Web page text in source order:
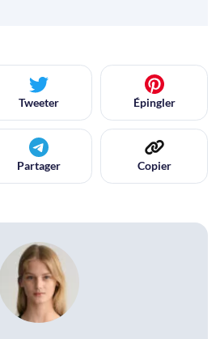
Tweeter Épingler
Partager Copier